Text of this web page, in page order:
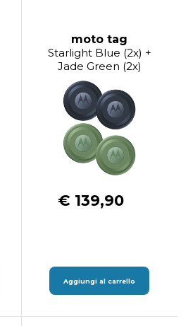
moto tag
Starlight Blue (2x) +
Jade Green (2x)
€ 139,90
Aggiungi al carrello